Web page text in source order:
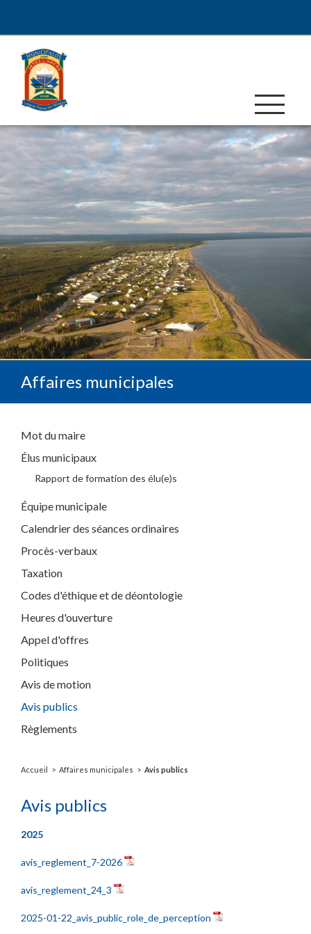
Affaires municipales
Mot du maire
Élus municipaux
Rapport de formation des élu(e)s
Équipe municipale
Calendrier des séances ordinaires
Procès-verbaux
Taxation
Codes d'éthique et de déontologie
Heures d'ouverture
Appel d'offres
Politiques
Avis de motion
Avis publics
Règlements
Accueil Affaires municipales Avis publics
Avis publics
2025
avis_reglement_7-2026
avis_reglement_24_3
2025-01-22_avis_public_role_de_perception